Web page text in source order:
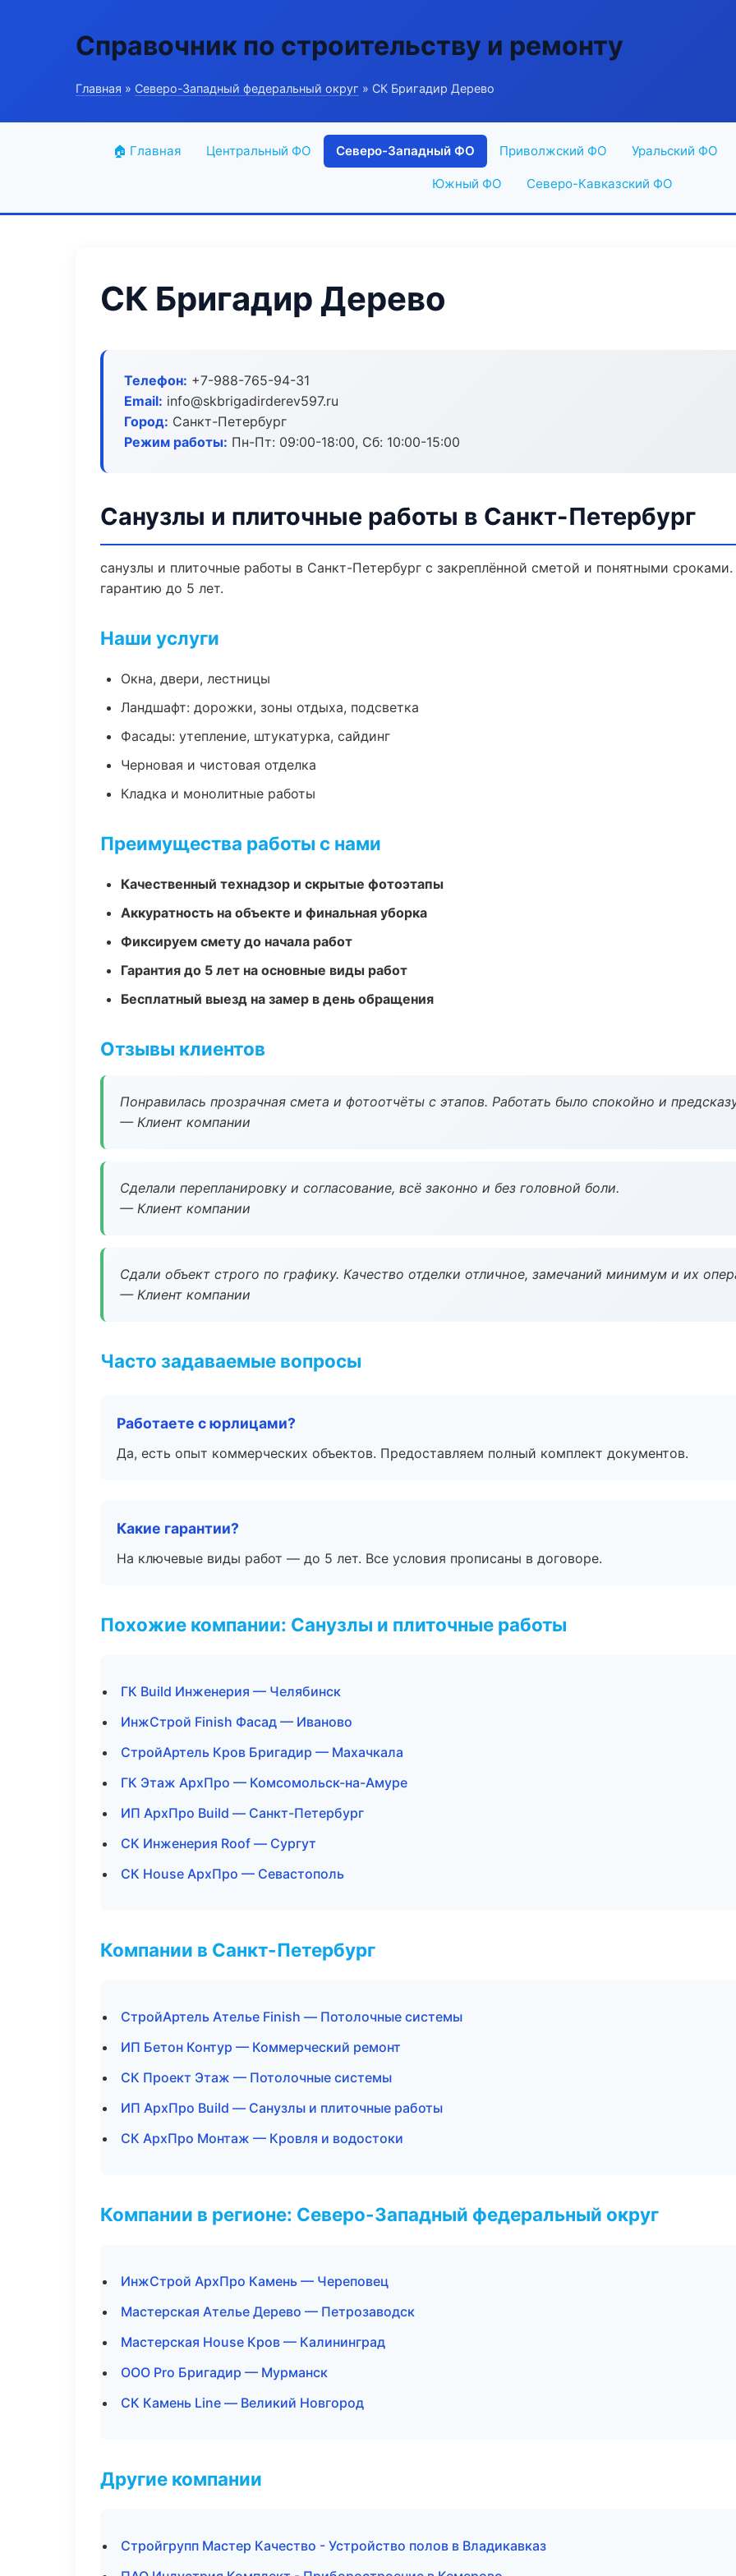
Справочник по строительству и ремонту
Главная » Северо-Западный федеральный округ » СК Бригадир Дерево
🏠 Главная Центральный ФО Северо-Западный ФО Приволжский ФО Уральский ФО
Южный ФО Северо-Кавказский ФО
СК Бригадир Дерево
Телефон: +7-988-765-94-31
Email: info@skbrigadirderev597.ru
Город: Санкт-Петербург
Режим работы: Пн-Пт: 09:00-18:00, Сб: 10:00-15:00
Санузлы и плиточные работы в Санкт-Петербург
санузлы и плиточные работы в Санкт-Петербург с закреплённой сметой и понятными
гарантию до 5 лет.
Наши услуги
Окна, двери, лестницы
Ландшафт: дорожки, зоны отдыха, подсветка
Фасады: утепление, штукатурка, сайдинг
Черновая и чистовая отделка
Кладка и монолитные работы
Преимущества работы с нами
Качественный технадзор и скрытые фотоэтапы
Аккуратность на объекте и финальная уборка
Фиксируем смету до начала работ
Гарантия до 5 лет на основные виды работ
Бесплатный выезд на замер в день обращения
Отзывы клиентов
Понравилась прозрачная смета и фотоотчёты с этапов. Работать было спокойно и
— Клиент компании
Сделали перепланировку и согласование, всё законно и без головной боли.
— Клиент компании
Сдали объект строго по графику. Качество отделки отличное, замечаний минимум и их
— Клиент компании
Часто задаваемые вопросы
Работаете с юрлицами?
Да, есть опыт коммерческих объектов. Предоставляем полный комплект документов.
Какие гарантии?
На ключевые виды работ — до 5 лет. Все условия прописаны в договоре.
Похожие компании: Санузлы и плиточные работы
ГК Build Инженерия — Челябинск
ИнжСтрой Finish Фасад — Иваново
СтройАртель Кров Бригадир — Махачкала
ГК Этаж АрхПро — Комсомольск-на-Амуре
ИП АрхПро Build — Санкт-Петербург
СК Инженерия Roof — Сургут
СК House АрхПро — Севастополь
Компании в Санкт-Петербург
СтройАртель Ателье Finish — Потолочные системы
ИП Бетон Контур — Коммерческий ремонт
СК Проект Этаж — Потолочные системы
ИП АрхПро Build — Санузлы и плиточные работы
СК АрхПро Монтаж — Кровля и водостоки
Компании в регионе: Северо-Западный федеральный округ
ИнжСтрой АрхПро Камень — Череповец
Мастерская Ателье Дерево — Петрозаводск
Мастерская House Кров — Калининград
ООО Pro Бригадир — Мурманск
СК Камень Line — Великий Новгород
Другие компании
Стройгрупп Мастер Качество - Устройство полов в Владикавказ